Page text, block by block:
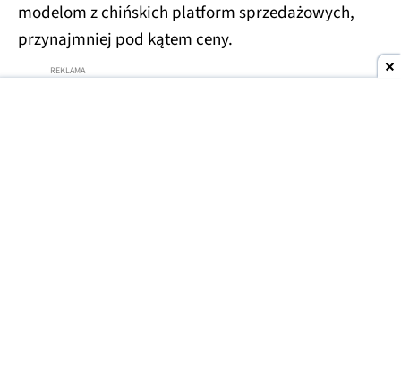
modelom z chińskich platform sprzedażowych,
przynajmniej pod kątem ceny.